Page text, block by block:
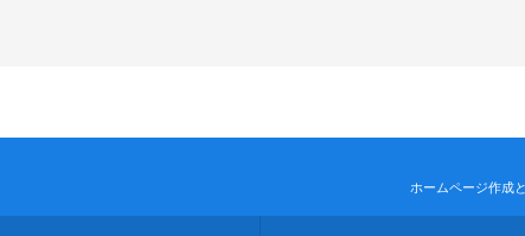
ホームページ作成